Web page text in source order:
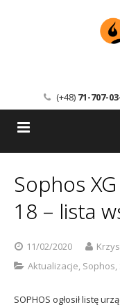
(+48) 71-707-
Backup-Solutions
Kerio
Serwery pocztowe
Usługi
Szkolenia
Kontakt
Sophos
18 – lista
11/02/2020
Aktualizacje, Sophos,
SOPHOS ogłosił listę